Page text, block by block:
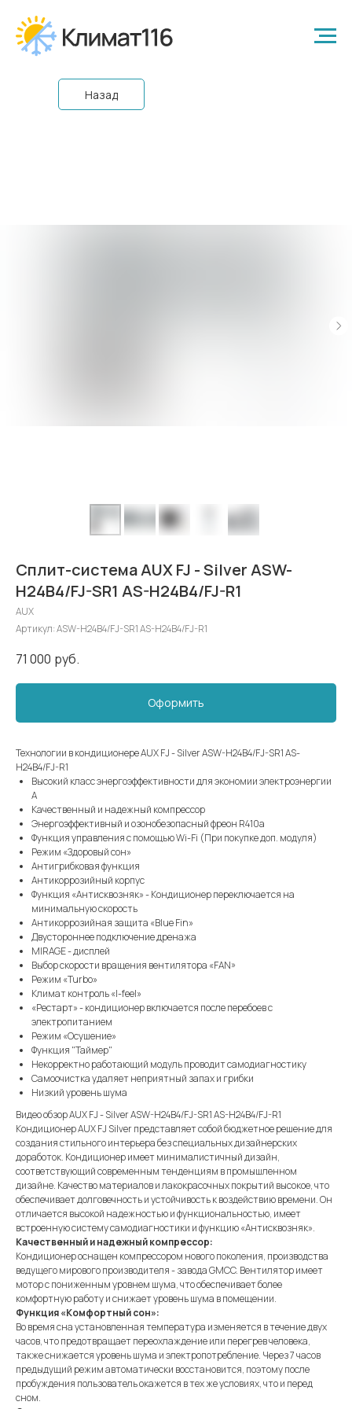
Назад
Сплит-система AUX FJ - Silver ASW-
H24B4/FJ-SR1 AS-H24B4/FJ-R1
AUX
Артикул:ASW-H24B4/FJ-SR1 AS-H24B4/FJ-R1
71 000 руб.
Оформить
Технологии в кондиционере AUX FJ - Silver ASW-H24B4/FJ-SR1 AS-
H24B4/FJ-R1
Высокий класс энергоэффективности для экономии электроэнергии
А
Качественный и надежный компрессор
Энергоэффективный и озонобезопасный фреон R410a
Функция управления с помощью Wi-Fi (При покупке доп. модуля)
Режим «Здоровый сон»
Антигрибковая функция
Антикоррозийный корпус
Функция «Антисквозняк» - Кондиционер переключается на
минимальную скорость
Антикоррозийная защита «Blue Fin»
Двустороннее подключение дренажа
MIRAGE - дисплей
Выбор скорости вращения вентилятора «FAN»
Режим «Turbo»
Климат контроль «I-feel»
«Рестарт» - кондиционер включается после перебоев с
электропитанием
Режим «Осушение»
Функция "Таймер"
Некорректно работающий модуль проводит самодиагностику
Самоочистка удаляет неприятный запах и грибки
Низкий уровень шума
Видео обзор AUX FJ - Silver ASW-H24B4/FJ-SR1 AS-H24B4/FJ-R1
Кондиционер AUX FJ Silver представляет собой бюджетное решение для
создания стильного интерьера без специальных дизайнерских
доработок. Кондиционер имеет минималистичный дизайн,
соответствующий современным тенденциям в промышленном
дизайне. Качество материалов и лакокрасочных покрытий высокое, что
обеспечивает долговечность и устойчивость к воздействию времени. Он
отличается высокой надежностью и функциональностью, имеет
встроенную систему самодиагностики и функцию «Антисквозняк».
Качественный и надежный компрессор:
Кондиционер оснащен компрессором нового поколения, производства
ведущего мирового производителя - завода GMCC. Вентилятор имеет
мотор с пониженным уровнем шума, что обеспечивает более
комфортную работу и снижает уровень шума в помещении.
Функция «Комфортный сон»:
Во время сна установленная температура изменяется в течение двух
часов, что предотвращает переохлаждение или перегрев человека,
также снижается уровень шума и электропотребление. Через 7 часов
предыдущий режим автоматически восстановится, поэтому после
пробуждения пользователь окажется в тех же условиях, что и перед
сном.